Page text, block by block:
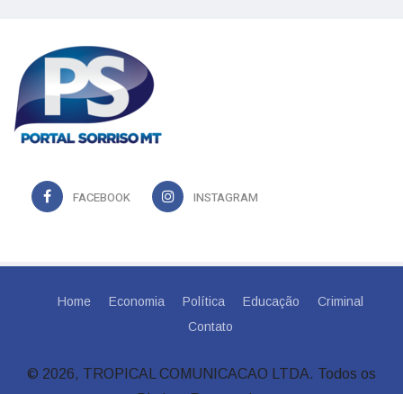
FACEBOOK INSTAGRAM
Home Economia Política Educação
Criminal
Contato
© 2026, TROPICAL COMUNICACAO LTDA. Todos os